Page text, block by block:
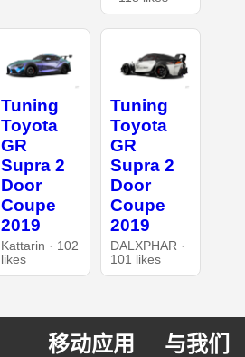
Tuning
Toyota
GR
Supra 2
Door
Coupe
2019
Kattarin · 102
likes
Tuning
Toyota
GR
Supra 2
Door
Coupe
2019
DALXPHAR ·
101 likes
移动应用
与我们